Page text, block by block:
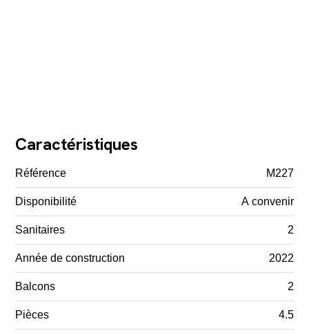
Caractéristiques
Référence M227
Disponibilité A convenir
Sanitaires 2
Année de construction 2022
Balcons 2
Pièces 4.5